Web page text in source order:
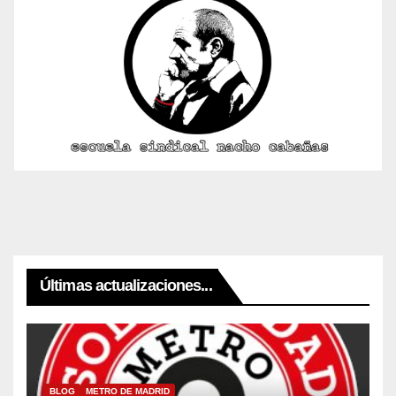
Últimas actualizaciones...
BLOG METRO DE MADRID